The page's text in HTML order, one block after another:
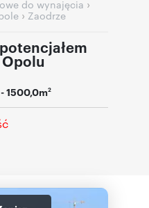
do wynajęcia ›
› Zaodrze
- 1500,0m2